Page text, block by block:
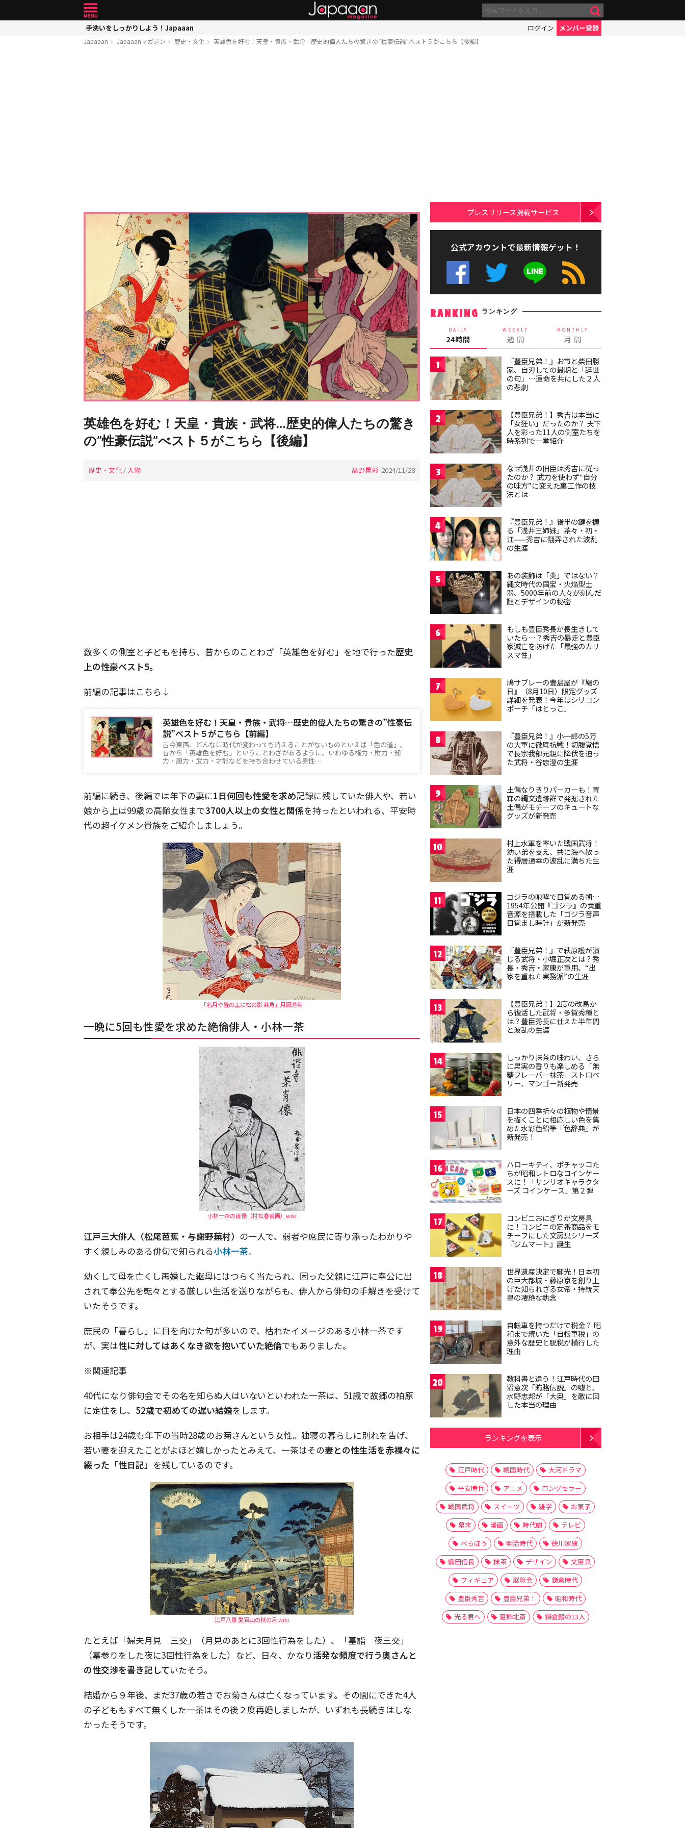
手洗いをしっかりしよう！Japaaan ログイン メンバー登録
Japaaan Japaaanマガジン 歴史・文化 英雄色を好む！天皇・貴族・武将…歴史的偉人たちの驚きの”性豪伝説”べスト５がこちら【後編】
英雄色を好む！天皇・貴族・武将…歴史的偉人たちの驚き
の”性豪伝説”べスト５がこちら【後編】
歴史・文化 / 人物 高野晃彰 2024/11/28
数多くの側室と子どもを持ち、昔からのことわざ「英雄色を好む」を地で行った歴史
上の性豪ベスト5。
前編の記事はこちら↓
英雄色を好む！天皇・貴族・武将…歴史的偉人たちの驚きの”性豪伝
説”べスト５がこちら【前編】
古今東西、どんなに時代が変わっても消えることがないものといえば「色の道」。
昔から「英雄色を好む」ということわざがあるように、いわゆる権力・財力・知
力・胆力・武力・才能などを持ち合わせている男性…
前編に続き、後編では年下の妻に1日何回も性愛を求め記録に残していた俳人や、若い
娘から上は99歳の高齢女性まで3700人以上の女性と関係を持ったといわれる、平安時
代の超イケメン貴族をご紹介しましょう。
「名月や畳の上に松の影 其角」月岡芳年
一晩に5回も性愛を求めた絶倫俳人・小林一茶
小林一茶の肖像（村松春甫画）wiki
江戸三大俳人（松尾芭蕉・与謝野蕪村） の一人で、弱者や庶民に寄り添ったわかりや
すく親しみのある俳句で知られる小林一茶。
幼くして母を亡くし再婚した継母にはつらく当たられ、困った父親に江戸に奉公に出
されて奉公先を転々とする厳しい生活を送りながらも、俳人から俳句の手解きを受けて
いたそうです。
庶民の「暮らし」に目を向けた句が多いので、枯れたイメージのある小林一茶です
が、実は性に対してはあくなき欲を抱いていた絶倫でもありました。
※関連記事
40代になり俳句会でその名を知らぬ人はいないといわれた一茶は、51歳で故郷の柏原
に定住をし、 52歳で初めての遅い結婚をします。
お相手は24歳も年下の当時28歳のお菊さんという女性。独寝の暮らしに別れを告げ、
若い妻を迎えたことがよほど嬉しかったとみえて、一茶はその妻との性生活を赤裸々に
綴った「性日記」 を残しているのです。
江戸八景 愛宕山の秋の月 wiki
たとえば「婦夫月見 三交」（月見のあとに3回性行為をした）、「墓詣 夜三交」
（墓参りをした夜に3回性行為をした）など、日々、かなり活発な頻度で行う奥さんと
の性交渉を書き記していたそう。
結婚から９年後、まだ37歳の若さでお菊さんは亡くなっています。その間にできた4人
の子どももすべて無くした一茶はその後２度再婚しましたが、いずれも長続きはしな
かったそうです。
プレスリリース掲載サービス
公式アカウントで最新情報ゲット！
RANKING ランキング
DAILY
24時間
WEEKLY
週 間
MONTHLY
月 間
1
『豊臣兄弟！』お市と柴田勝
家、自刃しての最期と「辞世
の句」…運命を共にした２人
の悲劇
2
【豊臣兄弟！】秀吉は本当に
「女狂い」だったのか？ 天下
人を彩った11人の側室たちを
時系列で一挙紹介
3
なぜ浅井の旧臣は秀吉に従っ
たのか？ 武力を使わず“自分
の味方”に変えた裏工作の技
法とは
4
『豊臣兄弟！』後半の鍵を握
る「浅井三姉妹」茶々・初・
江——秀吉に翻弄された波乱
の生涯
5
あの装飾は「炎」ではない？
縄文時代の国宝・火焔型土
器、5000年前の人々が刻んだ
謎とデザインの秘密
6
もしも豊臣秀長が長生きして
いたら…？秀吉の暴走と豊臣
家滅亡を防げた「最強のカリ
スマ性」
7
鳩サブレーの豊島屋が『鳩の
日』（8月10日）限定グッズ
詳細を発表！今年はシリコン
ポーチ「はとっこ」
8
『豊臣兄弟！』小一郎の5万
の大軍に徹底抗戦！切腹覚悟
で長宗我部元親に降伏を迫っ
た武将・谷忠澄の生涯
9
土偶なりきりパーカーも！青
森の縄文遺跡群で発掘された
土偶がモチーフのキュートな
グッズが新発売
10
村上水軍を率いた戦国武将！
幼い弟を支え、共に海へ散っ
た得居通幸の波乱に満ちた生
涯
11
ゴジラの咆哮で目覚める朝…
1954年公開『ゴジラ』の貴重
音源を搭載した「ゴジラ音声
目覚まし時計」が新発売
12
『豊臣兄弟！』で萩原護が演
じる武将・小堀正次とは？秀
長・秀吉・家康が重用、“出
家を重ねた実務派”の生涯
13
【豊臣兄弟！】2度の改易か
ら復活した武将・多賀秀種と
は？豊臣秀長に仕えた半年間
と波乱の生涯
14
しっかり抹茶の味わい、さら
に果実の香りも楽しめる「無
糖フレーバー抹茶」ストロベ
リー、マンゴー新発売
15
日本の四季折々の植物や情景
を描くことに相応しい色を集
めた水彩色鉛筆『色辞典』が
新発売！
16
ハローキティ、ポチャッコた
ちが昭和レトロなコインケー
スに！「サンリオキャラクタ
ーズ コインケース」第２弾
17
コンビニおにぎりが文房具
に！コンビニの定番商品をモ
チーフにした文房具シリーズ
『ジムマート』誕生
18
世界遺産決定で脚光！日本初
の巨大都城・藤原京を創り上
げた知られざる女帝・持統天
皇の凄絶な執念
19
自転車を持つだけで税金？ 昭
和まで続いた「自転車税」の
意外な歴史と脱税が横行した
理由
20
教科書と違う！江戸時代の田
沼意次「賄賂伝説」の嘘と、
水野忠邦が「大奥」を敵に回
した本当の理由
ランキングを表示
江戸時代 戦国時代
大河ドラマ
平安時代
アニメ
ロングセラー
戦国武将
スイーツ 雑学
お菓子
幕末
漫画 時代劇
テレビ
べらぼう
明治時代
徳川家康
織田信長
抹茶 デザイン
文房具
フィギュア
展覧会
鎌倉時代
豊臣秀吉
豊臣兄弟！
昭和時代
光る君へ
葛飾北斎 鎌倉殿の13人